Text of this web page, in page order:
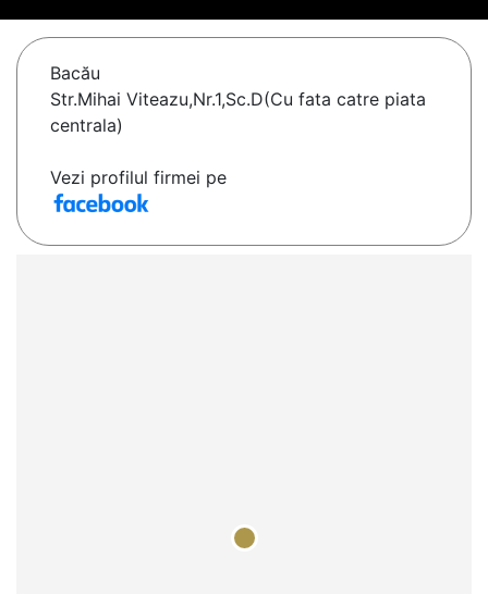
Bacău
Str.Mihai Viteazu,Nr.1,Sc.D(Cu fata catre piata
centrala)
Vezi profilul firmei pe